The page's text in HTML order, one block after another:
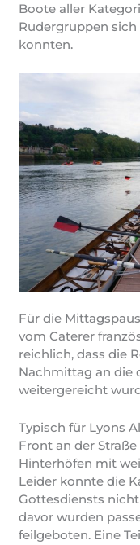
Boote aller
Rudergruppen
konnten.
Für die
vom Caterer
reichlich, dass die
Nachmittag an die
weitergereicht
Typisch für Lyons
Front an der
Hinterhöfen mit
Leider konnte die
Gottesdiensts
davor wurden
feilgeboten. Eine